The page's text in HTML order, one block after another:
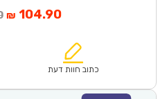
המחיר
₪150.00.
₪ 104.90המחיר
הוא:
כתוב חוות דעת